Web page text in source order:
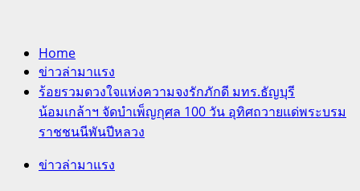
Home
ข่าวล่ามาแรง
ร้อยรวมดวงใจแห่งความจงรักภักดี มทร.ธัญบุรี
น้อมเกล้าฯ จัดบำเพ็ญกุศล 100 วัน อุทิศถวายแด่พระบรม
ราชชนนีพันปีหลวง
ข่าวล่ามาแรง